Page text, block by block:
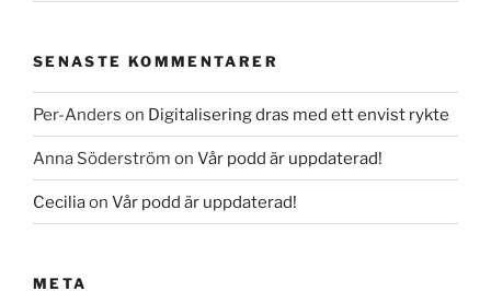
SENASTE KOMMENTARER
Per-Anders on Digitalisering dras med ett envist rykte
Anna Söderström on Vår podd är uppdaterad!
Ceciliaon Vår podd är uppdaterad!
META